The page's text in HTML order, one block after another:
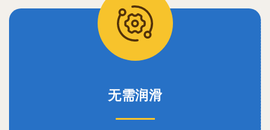
无需润滑